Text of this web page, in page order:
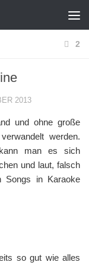
2
2013
und ohne große
werden.
man es sich
und laut, falsch
Songs in Karaoke
so gut wie alles